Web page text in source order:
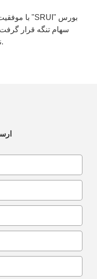
سهام تنگه قرار
سرمایه شهرستان Wuping نوشت.